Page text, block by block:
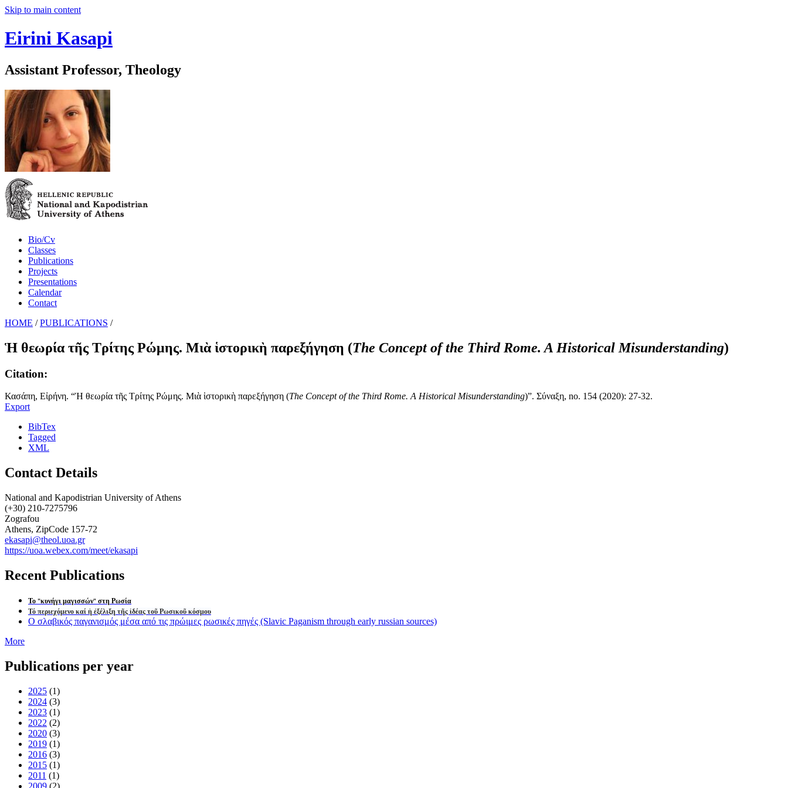
Skip to main content
Eirini Kasapi
Assistant Professor, Theology
Bio/Cv
Classes
Publications
Projects
Presentations
Calendar
Contact
HOME / PUBLICATIONS /
Ἡ θεωρία τῆς Τρίτης Ρώμης. Μιὰ ἱστορικὴ παρεξήγηση (The Concept of the Third Rome. A Historical Misunderstanding)
Citation:
Κασάπη, Εἰρήνη. “Ἡ θεωρία τῆς Τρίτης Ρώμης. Μιὰ ἱστορικὴ παρεξήγηση (The Concept of the Third Rome. A Historical Misunderstanding)”. Σύναξη, no. 154 (2020): 27-32.
Export
BibTex
Tagged
XML
Contact Details
National and Kapodistrian University of Athens
(+30) 210-7275796
Zografou
Athens, ZipCode 157-72
ekasapi@theol.uoa.gr
https://uoa.webex.com/meet/ekasapi
Recent Publications
Το "κυνήγι μαγισσών" στη Ρωσία
Τό περιεχόμενο καί ἡ ἐξέλιξη τῆς ἰδέας τοῦ Ρωσικοῦ κόσμου
Ο σλαβικός παγανισμός μέσα από τις πρώιμες ρωσικές πηγές (Slavic Paganism through early russian sources)
More
Publications per year
2025 (1)
2024 (3)
2023 (1)
2022 (2)
2020 (3)
2019 (1)
2016 (3)
2015 (1)
2011 (1)
2009 (2)